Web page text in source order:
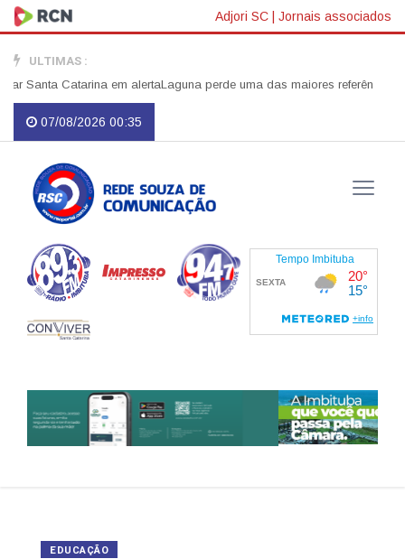
Adjori SC | Jornais associados
ULTIMAS :
Catarina em alerta Laguna perde uma das maiores referências do
07/08/2026 00:35
EDUCAÇÃO